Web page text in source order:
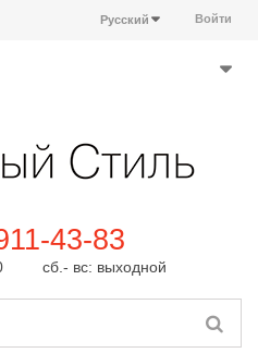
Войти
Русский
43-83
сб.- вс: выходной